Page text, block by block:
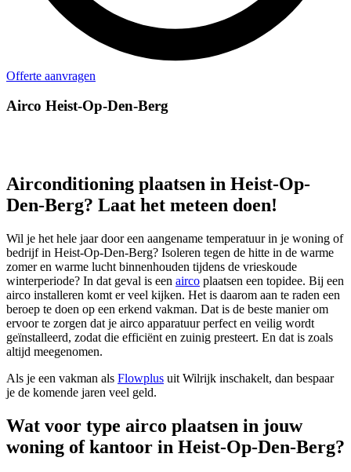
Offerte aanvragen
Airco Heist-Op-Den-Berg
Airconditioning plaatsen in Heist-Op-
Den-Berg? Laat het meteen doen!
Wil je het hele jaar door een aangename temperatuur in je woning of
bedrijf in Heist-Op-Den-Berg? Isoleren tegen de hitte in de warme
zomer en warme lucht binnenhouden tijdens de vrieskoude
winterperiode? In dat geval is een airco plaatsen een topidee. Bij een
airco installeren komt er veel kijken. Het is daarom aan te raden een
beroep te doen op een erkend vakman. Dat is de beste manier om
ervoor te zorgen dat je airco apparatuur perfect en veilig wordt
geïnstalleerd, zodat die efficiënt en zuinig presteert. En dat is zoals
altijd meegenomen.
Als je een vakman als Flowplus uit Wilrijk inschakelt, dan bespaar
je de komende jaren veel geld.
Wat voor type airco plaatsen in jouw
woning of kantoor in Heist-Op-Den-Berg?